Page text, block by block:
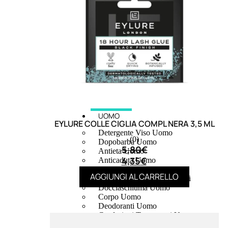
UOMO
Detergente Viso Uomo
Dopobarba Uomo
Antieta Uomo
Anticaduta Uomo
Bagnodoccia Uomo Profumi
Docciaschiuma Uomo
Corpo Uomo
Deodoranti Uomo
Confezioni Trattamenti Uomo
EYLURE COLLE CIGLIA COMPL NERA 3,5 ML
(0)
5,80€
4,35€
AGGIUNGI AL CARRELLO